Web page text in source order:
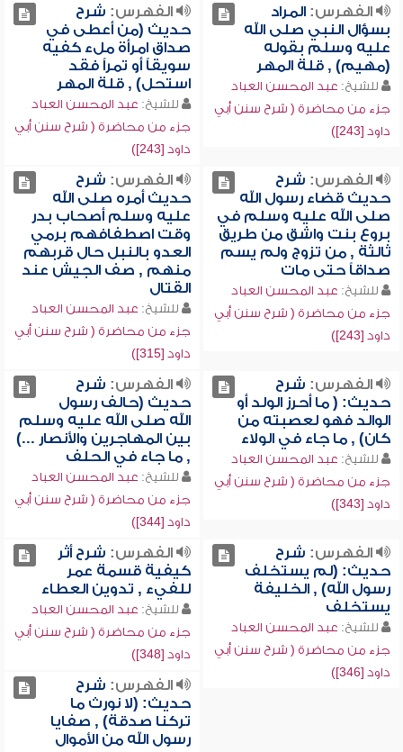
الفهرس:المراد
بسؤال النبي صلى الله
عليه وسلم بقوله
(مهيم) , قلة المهر
للشيخ: عبد المحسن العباد
جزء من محاضرة ( شرح سنن أبي
داود [243])
الفهرس: شرح
حديث (من أعطى في
صداق امرأة ملء كفيه
سويقاً أو تمراً فقد
استحل) , قلة المهر
للشيخ: عبد المحسن العباد
جزء من محاضرة ( شرح سنن أبي
داود [243])
الفهرس: شرح
حديث قضاء رسول الله
صلى الله عليه وسلم في
بروع بنت واشق من طريق
ثالثة , من تزوج ولم يسم
صداقاً حتى مات
للشيخ: عبد المحسن العباد
جزء من محاضرة ( شرح سنن أبي
داود [243])
الفهرس: شرح
حديث أمره صلى الله
عليه وسلم أصحاب بدر
وقت اصطفافهم برمي
العدو بالنبل حال قربهم
منهم , صف الجيش عند
القتال
للشيخ: عبد المحسن العباد
جزء من محاضرة ( شرح سنن أبي
داود [315])
الفهرس: شرح
حديث: ( ما أحرز الولد أو
الوالد فهو لعصبته من
كان) , ما جاء في الولاء
للشيخ: عبد المحسن العباد
جزء من محاضرة ( شرح سنن أبي
داود [343])
الفهرس: شرح
حديث (حالف رسول
الله صلى الله عليه وسلم
بين المهاجرين والأنصار ...)
, ما جاء في الحلف
للشيخ: عبد المحسن العباد
جزء من محاضرة ( شرح سنن أبي
داود [344])
الفهرس: شرح
حديث: (لم يستخلف
رسول الله) , الخليفة
يستخلف
للشيخ: عبد المحسن العباد
جزء من محاضرة ( شرح سنن أبي
داود [346])
الفهرس: شرح أثر
كيفية قسمة عمر
للفيء , تدوين العطاء
للشيخ: عبد المحسن العباد
جزء من محاضرة ( شرح سنن أبي
داود [348])
الفهرس: شرح
حديث: (لا نورث ما
تركنا صدقة) , صفايا
رسول الله من الأموال